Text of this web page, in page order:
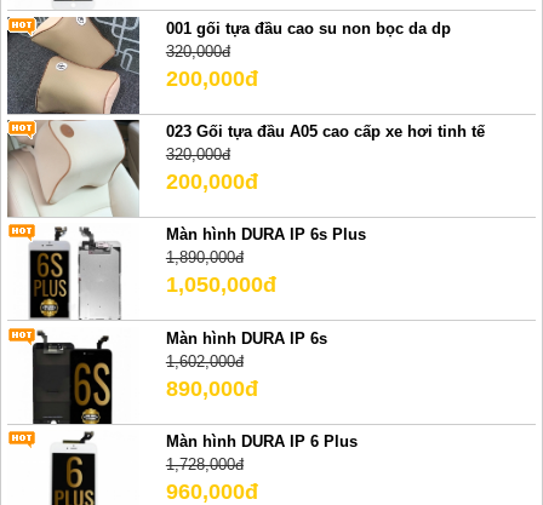
001 gối tựa đầu cao su non bọc da dp
320,000đ
200,000đ
023 Gối tựa đầu A05 cao cấp xe hơi tinh tế
320,000đ
200,000đ
Màn hình DURA IP 6s Plus
1,890,000đ
1,050,000đ
Màn hình DURA IP 6s
1,602,000đ
890,000đ
Màn hình DURA IP 6 Plus
1,728,000đ
960,000đ